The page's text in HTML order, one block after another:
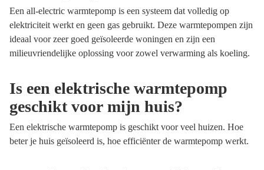
Een all-electric warmtepomp is een systeem dat volledig op
elektriciteit werkt en geen gas gebruikt. Deze warmtepompen zijn
ideaal voor zeer goed geïsoleerde woningen en zijn een
milieuvriendelijke oplossing voor zowel verwarming als koeling.
Is een elektrische warmtepomp
geschikt voor mijn huis?
Een elektrische warmtepomp is geschikt voor veel huizen. Hoe
beter je huis geïsoleerd is, hoe efficiënter de warmtepomp werkt.